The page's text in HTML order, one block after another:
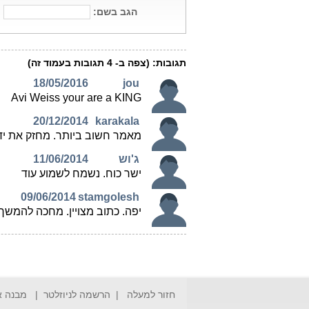
חזור למעלה | הרשמה לניוזלטר | מבנה